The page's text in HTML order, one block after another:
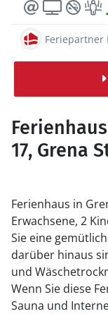
Feriepartner
17, Grena
Ferienhaus in
Erwachsene, 2
Sie eine
darüber hinaus
und
Wenn Sie diese
Sauna und